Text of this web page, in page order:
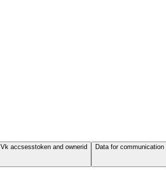
Vk accsesstoken and ownerid Data for communication